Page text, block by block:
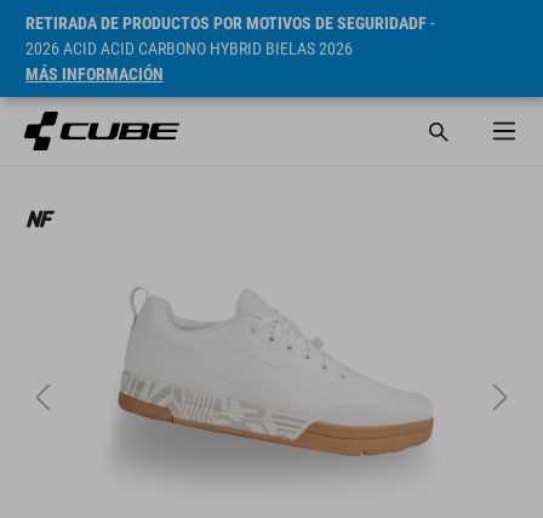
RETIRADA DE PRODUCTOS POR MOTIVOS DE SEGURIDADF-
2026 ACID ACID CARBONO HYBRID BIELAS 2026
MÁS INFORMACIÓN